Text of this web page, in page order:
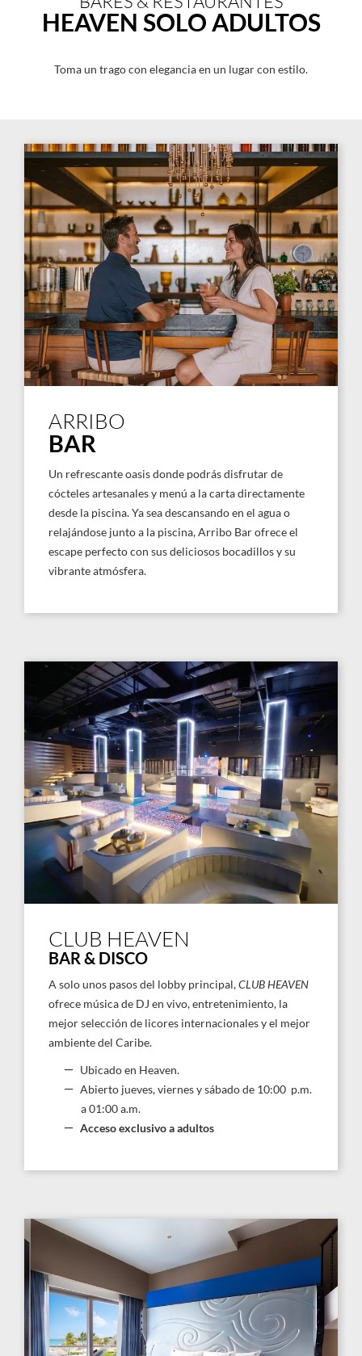
HEAVEN SOLO ADULTOS
Toma un trago con elegancia en un lugar con estilo.
ARRIBO
BAR
Un refrescante oasis donde podrás disfrutar de
cócteles artesanales y menú a la carta directamente
desde la piscina. Ya sea descansando en el agua o
relajándose junto a la piscina, Arribo Bar ofrece el
escape perfecto con sus deliciosos bocadillos y su
vibrante atmósfera.
CLUB HEAVEN
BAR & DISCO
A solo unos pasos del lobby principal,CLUBHEAVEN
ofrece música de DJ en vivo, entretenimiento, la
mejor selección de licores internacionales y el mejor
ambiente del Caribe.
Ubicado en Heaven.
Abierto jueves, viernes y sábado de 10:00 p.m.
a 01:00 a.m.
Acceso exclusivo a adultos